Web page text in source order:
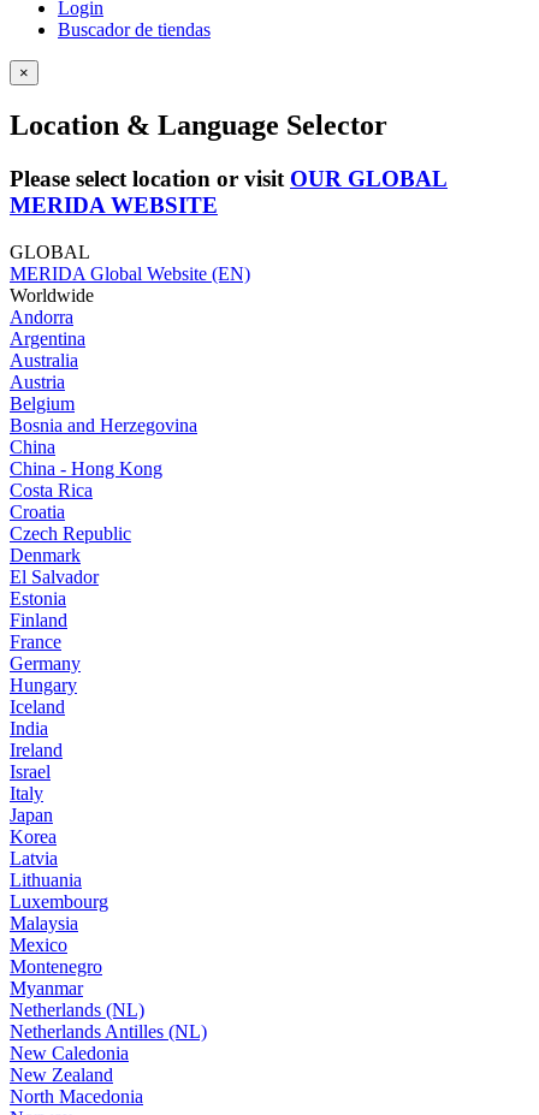
Login
Buscador de tiendas
×
Location & Language Selector
Please select location or visit OUR GLOBAL
MERIDA WEBSITE
GLOBAL
MERIDA Global Website (EN)
Worldwide
Andorra
Argentina
Australia
Austria
Belgium
Bosnia and Herzegovina
China
China - Hong Kong
Costa Rica
Croatia
Czech Republic
Denmark
El Salvador
Estonia
Finland
France
Germany
Hungary
Iceland
India
Ireland
Israel
Italy
Japan
Korea
Latvia
Lithuania
Luxembourg
Malaysia
Mexico
Montenegro
Myanmar
Netherlands (NL)
Netherlands Antilles (NL)
New Caledonia
New Zealand
North Macedonia